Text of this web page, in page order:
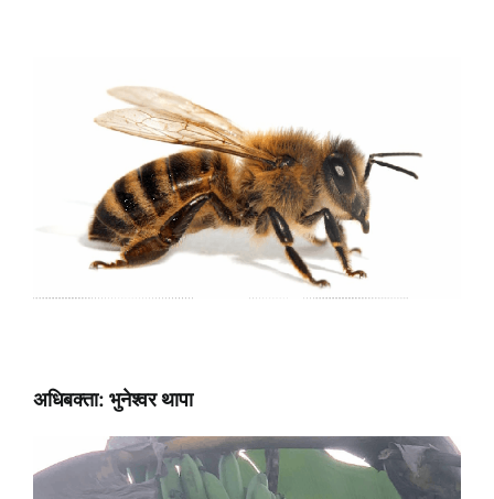
अधिबक्ता: भुनेश्वर थापा